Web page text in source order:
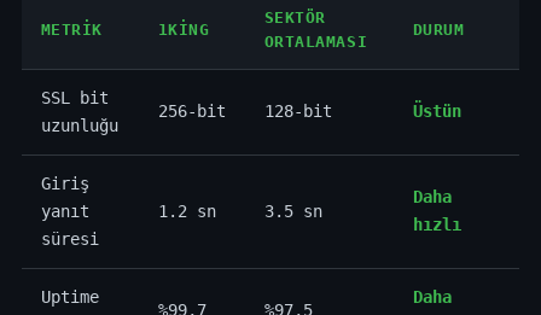
METRIK 1KING
SEKTÖR
ORTALAMASI
DURUM
SSL bit
uzunluğu
256-bit 128-bit Üstün
Giriş
yanıt
süresi
1.2 sn 3.5 sn
Daha
hızlı
Uptime
%99,7 %97,5
Daha